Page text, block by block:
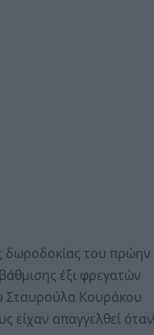
δωροδοκίας του πρώην
έξι φρεγατών
Σταυρούλα Κουράκου
είχαν απαγγελθεί όταν